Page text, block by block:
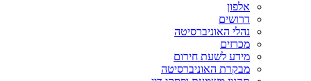
אלפון
דרושים
נהלי האוניברסיטה
מכרזים
מידע לשעת חירום
מבקרת האוניברסיטה